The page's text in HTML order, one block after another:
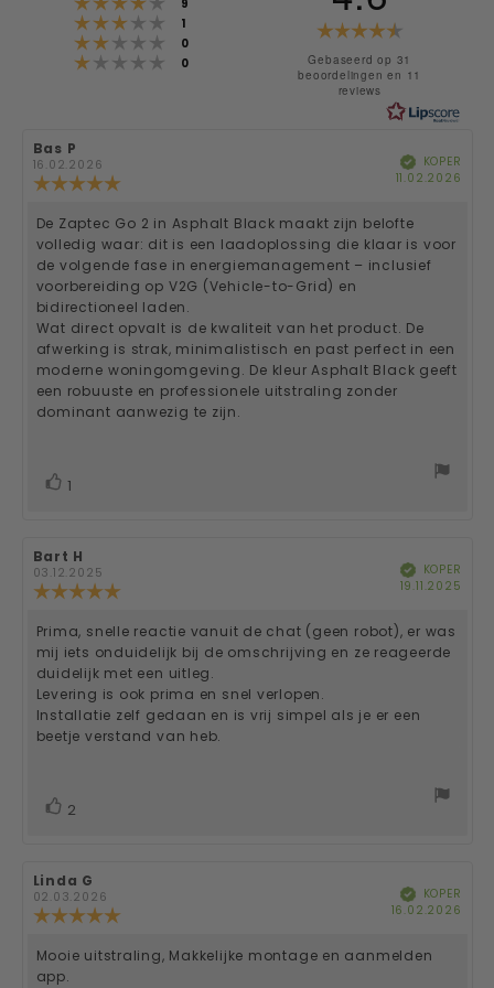
9
Beoordeling: 3 uit 5 sterren
1
Beoordeling: 2 uit 5 sterren
0
Beoordeling: 1 uit 5 sterren
0
4.6
sterren
Gebaseerd op 31
beoordelingen en 11
reviews
Auteur
van
deze
beoordeling:
Bas P
16.02.2026
Beoordeling:
uit
5
sterren
Geverifieerd
KOPER
11.02.2026
Beoordelingstekst:
De Zaptec Go 2 in Asphalt Black maakt zijn belofte
volledig waar: dit is een laadoplossing die klaar is voor
de volgende fase in energiemanagement – inclusief
voorbereiding op V2G (Vehicle-to-Grid) en
bidirectioneel laden.
Wat direct opvalt is de kwaliteit van het product. De
afwerking is strak, minimalistisch en past perfect in een
moderne woningomgeving. De kleur Asphalt Black geeft
een robuuste en professionele uitstraling zonder
dominant aanwezig te zijn.
Stem
1
Auteur
van
deze
beoordeling:
Bart H
03.12.2025
Beoordeling:
uit
5
sterren
Geverifieerd
KOPER
19.11.2025
Beoordelingstekst:
Prima, snelle reactie vanuit de chat (geen robot), er was
mij iets onduidelijk bij de omschrijving en ze reageerde
duidelijk met een uitleg.
Levering is ook prima en snel verlopen.
Installatie zelf gedaan en is vrij simpel als je er een
beetje verstand van heb.
Stem
2
Auteur
van
deze
beoordeling:
Linda G
02.03.2026
Beoordeling:
uit
5
Geverifieerd
KOPER
16.02.2026
Beoordelingstekst:
Mooie uitstraling, Makkelijke montage en aanmelden
app.